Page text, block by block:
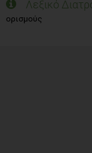
Λεξικό
ορισμούς